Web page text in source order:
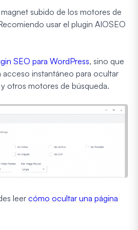
subido de los motores de
usar el plugin AIOSEO
SEO para WordPress, sino que
acceso instantáneo para ocultar
otros motores de búsqueda.
leer cómo ocultar una página